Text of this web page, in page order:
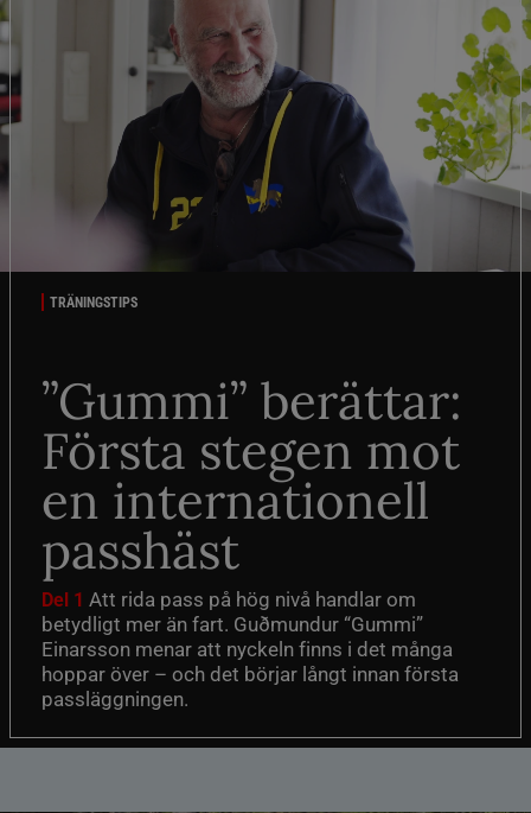
TRÄNINGSTIPS
”Gummi” berättar:
Första stegen mot
en internationell
passhäst
Del 1 Att rida pass på hög nivå handlar om
betydligt mer än fart. Guðmundur “Gummi”
Einarsson menar att nyckeln finns i det många
hoppar över – och det börjar långt innan första
passläggningen.